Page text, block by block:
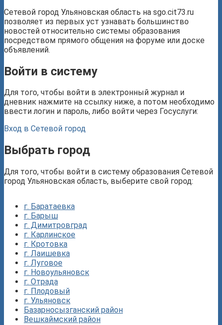
Сетевой город Ульяновская область на sgo.cit73.ru
позволяет из первых уст узнавать большинство
новостей относительно системы образования
посредством прямого общения на форуме или доске
объявлений.
Войти в систему
Для того, чтобы войти в электронный журнал и
дневник нажмите на ссылку ниже, а потом необходимо
ввести логин и пароль, либо войти через Госуслуги:
Вход в Сетевой город
Выбрать город
Для того, чтобы войти в систему образования Сетевой
город Ульяновская область, выберите свой город:
г. Баратаевка
г. Барыш
г. Димитровград
г. Карлинское
г. Кротовка
г. Лаишевка
г. Луговое
г. Новоульяновск
г. Отрада
г. Плодовый
г. Ульяновск
Базарносызганский район
Вешкаймский район